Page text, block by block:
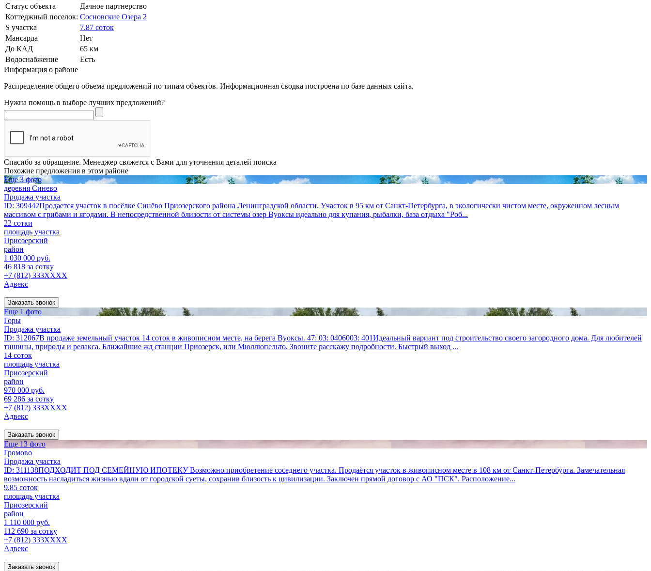
Статус объекта
Дачное партнерство
Коттеджный поселок: Сосновские Озера 2
S участка
7.87 соток
Мансарда
Нет
До КАД
65 км
Водоснабжение
Есть
Информация о районе
Распределение общего объема предложений по типам объектов. Информационная сводка построена по базе данных сайта.
Нужна помощь в выборе лучших предложений?
Спасибо за обращение. Менеджер свяжется с Вами для уточнения деталей поиска
Похожие предложения в этом районе
Еще 3 фото
деревня Синево
Продажа участка
ID: 309442Продается участок в посёлке Синёво Приозерского района Ленинградской области. Участок в 95 км от Санкт-Петербурга, в экологически чистом месте, окруженном лесным
массивом с грибами и ягодами. В непосредственной близости от системы озер Вуоксы идеально для купания, рыбалки, база отдыха "Роб...
22 сотки
площадь участка
Приозерский
район
1 030 000 руб.
46 818 за сотку
+7 (812) 333XXXX
Адвекс
Заказать звонок
Еще 1 фото
Горы
Продажа участка
ID: 312067В продаже земельный участок 14 соток в живописном месте, на берега Вуоксы. 47: 03: 0406003: 401Идеальный вариант под строительство своего загородного дома. Для любителей
тишины, природы и релакса. Ближайшие жд станции Приозерск, или Мюллюпельто. Звоните расскажу подробности. Быстрый выход ...
14 соток
площадь участка
Приозерский
район
970 000 руб.
69 286 за сотку
+7 (812) 333XXXX
Адвекс
Заказать звонок
Еще 13 фото
Громово
Продажа участка
ID: 311138ПОДХОДИТ ПОД СЕМЕЙНУЮ ИПОТЕКУ Возможно приобретение соседнего участка. Продаётся участок в живописном месте в 108 км от Санкт-Петербурга. Замечательная
возможность насладиться жизнью вдали от городской суеты, сохранив близость к цивилизации. Заключен прямой договор с АО "ПСК". Расположение...
9.85 соток
площадь участка
Приозерский
район
1 110 000 руб.
112 690 за сотку
+7 (812) 333XXXX
Адвекс
Заказать звонок